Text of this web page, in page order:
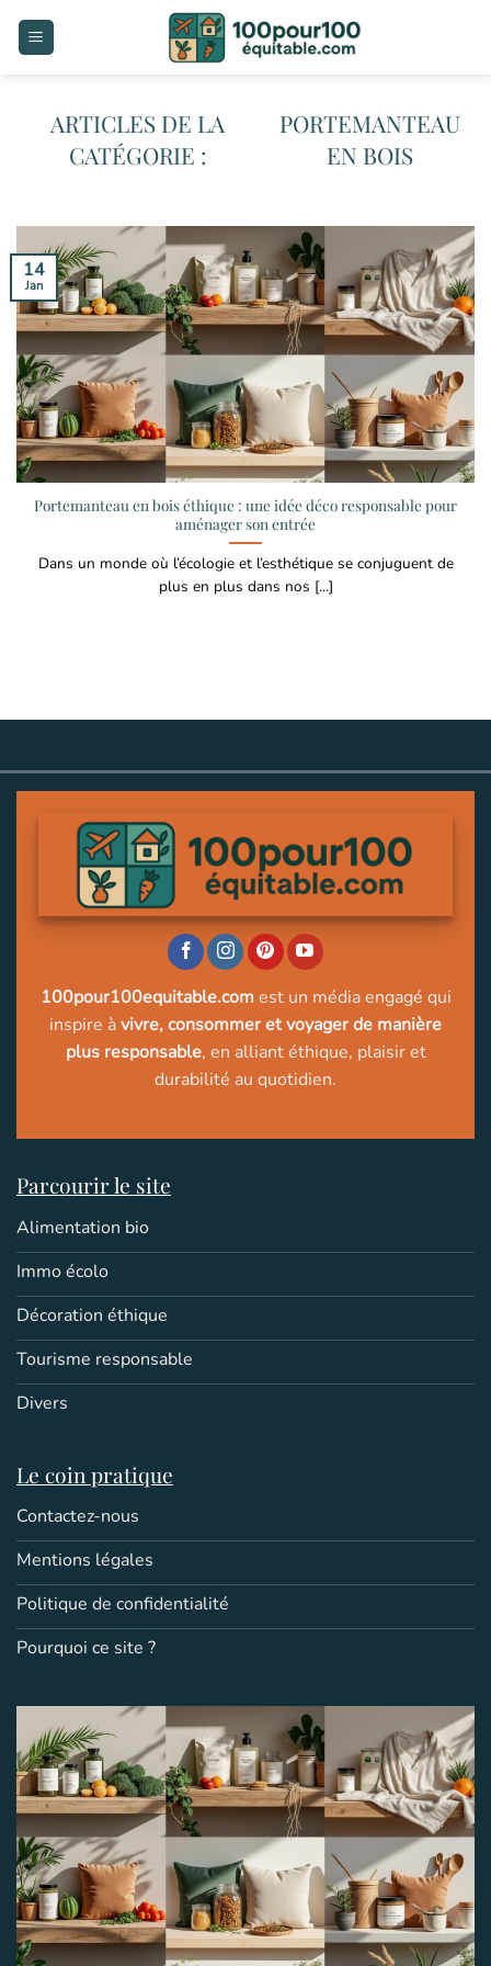
PORTEMANTEAU
EN BOIS
Portemanteau en bois éthique : une idée déco responsable pour
aménager son entrée
Dans un monde où l’écologie et l’esthétique se conjuguent de
plus en plus dans nos [...]
14
Jan
100pour100equitable.comest un média engagé qui
inspire àvivre, consommer et voyager de manière
plus responsable, en alliant éthique, plaisir et
durabilité au quotidien.
Parcourir le site
Alimentation bio
Immo écolo
Décoration éthique
Tourisme responsable
Divers
Le coin pratique
Contactez-nous
Mentions légales
Politique de confidentialité
Pourquoi ce site ?